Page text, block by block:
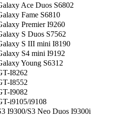
Ace Duos S6802
Fame S6810
Premier I9260
S Duos S7562
S III mini I8190
S4 mini I9192
Young S6312
I8262
I8552
I9082
i9105/i9108
I9300/S3 Neo Duos I9300i